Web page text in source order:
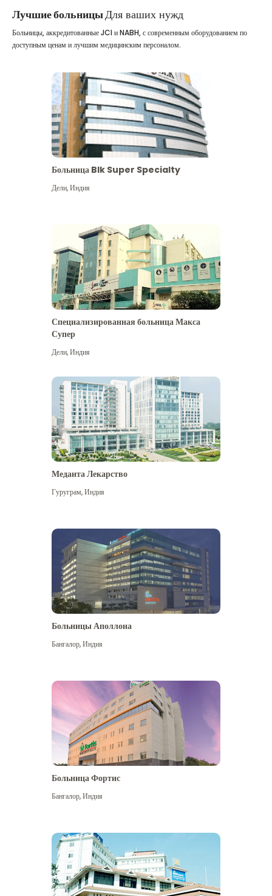
Лучшие больницыДля ваших нужд
Посмотреть больше
Больницы, аккредитованные JCI и NABH, с современным оборудованием по
доступным ценам и лучшим медицинским персоналом.
Больница Blk Super Specialty
Дели,Индия
Специализированная больница Макса
Супер
Дели,Индия
Меданта Лекарство
Гуруграм,Индия
Больницы Аполлона
Бангалор,Индия
Больница Фортис
Бангалор,Индия